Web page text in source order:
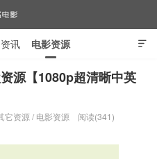
影

讯 电影资源
源【1080p超清晰中英
它资源 / 电影资源 阅读(341)